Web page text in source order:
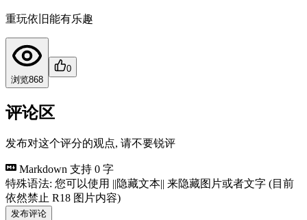
重玩依旧能有乐趣
浏览868
0
评论区
发布对这个评分的观点, 请不要锐评
Markdown 支持 0 字
特殊语法: 您可以使用 ||隐藏文本|| 来隐藏图片或者文字 (目前
依然禁止 R18 图片内容)
发布评论